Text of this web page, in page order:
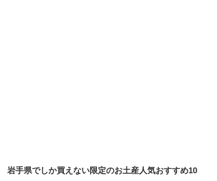
岩手県でしか買えない限定のお土産人気おすすめ10